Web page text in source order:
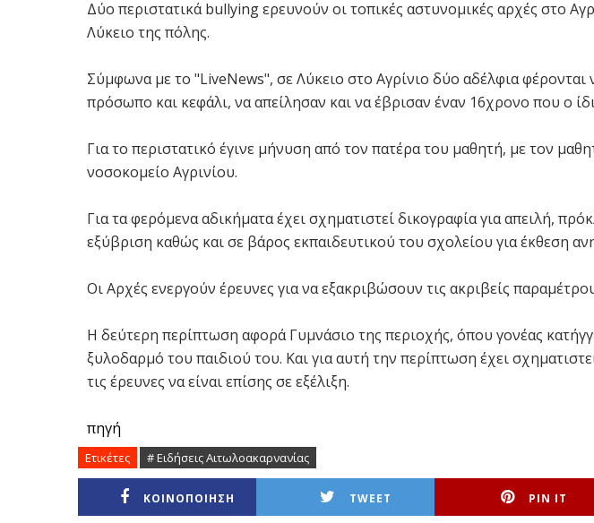
Δύο περιστατικά bullying ερευνούν οι τοπικές αστυνομικές αρχές στο
Λύκειο της πόλης.
Σύμφωνα με το "LiveNews", σε Λύκειο στο Αγρίνιο δύο αδέλφια φέρονται
πρόσωπο και κεφάλι, να απείλησαν και να έβρισαν έναν 16χρονο που ο
Για το περιστατικό έγινε μήνυση από τον πατέρα του μαθητή, με τον
νοσοκομείο Αγρινίου.
Για τα φερόμενα αδικήματα έχει σχηματιστεί δικογραφία για απειλή,
εξύβριση καθώς και σε βάρος εκπαιδευτικού του σχολείου για έκθεση
Οι Αρχές ενεργούν έρευνες για να εξακριβώσουν τις ακριβείς
Η δεύτερη περίπτωση αφορά Γυμνάσιο της περιοχής, όπου γονέας
ξυλοδαρμό του παιδιού του. Και για αυτή την περίπτωση έχει
τις έρευνες να είναι επίσης σε εξέλιξη.
πηγή
Ετικέτες # Ειδήσεις Αιτωλοακαρνανίας
ΚΟΙΝΟΠΟΙΗΣΗ TWEET PIN IT